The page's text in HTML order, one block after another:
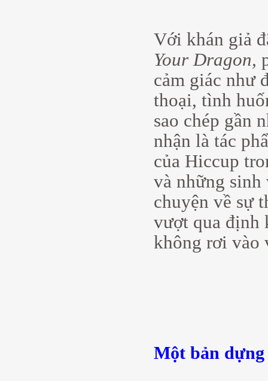
Với khán giả
Your Dragon,
cảm giác như
thoại, tình
sao chép gần
nhận là tác
của Hiccup
và những
chuyện về sự
vượt qua định
không rơi vào
Một bản